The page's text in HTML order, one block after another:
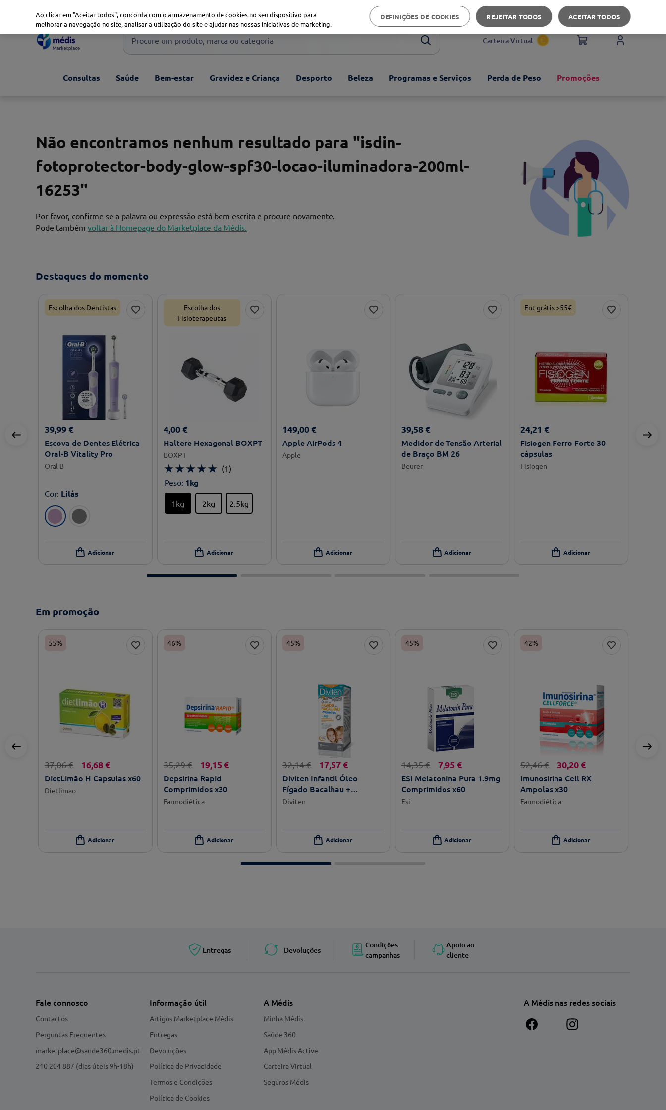
Apoio ao cliente
Procure um produto, marca ou categoria
1º xiaomi
Carteira Virtual
Consultas Saúde Bem-estar Gravidez e Criança Desporto Beleza Programas e Serviços Perda de Peso Promoções
Não encontramos nenhum resultado para "isdin-
fotoprotector-body-glow-spf30-locao-iluminadora-200ml-
16253"
Por favor, confirme se a palavra ou expressão está bem escrita e procure novamente.
Pode também voltar à Homepage do Marketplace da Médis.
Destaques do momento
Escolha dos Dentistas
39,99 €
Escova de Dentes Elétrica
Oral-B Vitality Pro
Oral B
Cor: Lilás
Escolha dos
Fisioterapeutas
4,00 €
Haltere Hexagonal BOXPT
BOXPT
★★★★★ (1)
Peso: 1kg
1kg 2kg 2.5kg
149,00 €
Apple AirPods 4
Apple
39,58 €
Medidor de Tensão Arterial
de Braço BM 26
Beurer
Ent grátis >55€
24,21 €
Fisiogen Ferro Forte 30
cápsulas
Fisiogen
Em promoção
55%
37,06€ 16,68 €
DietLimão H Capsulas x60
Dietlimao
46%
35,29€ 19,15 €
Depsirina Rapid
Comprimidos x30
Farmodiética
45%
32,14€ 17,57 €
Diviten Infantil Óleo
Fígado Bacalhau +
Vitaminas 300ml
Diviten
45%
14,35€ 7,95 €
ESI Melatonina Pura 1.9mg
Comprimidos x60
Esi
42%
52,46€ 30,20 €
Imunosirina Cell RX
Ampolas x30
Farmodiética
Entregas Devoluções
Condições
campanhas
Apoio ao
cliente
Fale connosco
Contactos
Perguntas Frequentes
marketplace@saude360.medis.pt
210 204 887 (dias úteis 9h-18h)
Informação útil
Artigos Marketplace Médis
Entregas
Devoluções
Política de Privacidade
Termos e Condições
Política de Cookies
A Médis
Minha Médis
Saúde 360
App Médis Active
Carteira Virtual
Seguros Médis
A Médis nas redes sociais
Ao clicar em "Aceitar todos", concorda com o armazenamento de cookies no seu dispositivo para
melhorar a navegação no site, analisar a utilização do site e ajudar nas nossas iniciativas de marketing.
DEFINIÇÕES DE COOKIES REJEITAR TODOS ACEITAR TODOS